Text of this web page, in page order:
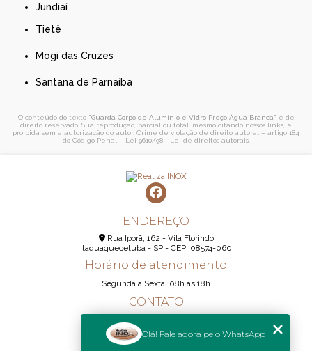
Jundiaí
Tietê
Mogi das Cruzes
Santana de Parnaíba
O conteúdo do texto "Guarda Corpo de Alumínio e Vidro Preço Água Branca" é de
direito reservado. Sua reprodução, parcial ou total, mesmo citando nossos links, é
proibida sem a autorização do autor. Crime de violação de direito autoral – artigo 184
do Código Penal – Lei 9610/98 - Lei de direitos autorais.
ENDEREÇO
Rua Iporã, 162 - Vila Florindo
Itaquaquecetuba - SP - CEP: 08574-060
Horário de atendimento
Segunda á Sexta: 08h ás 18h
CONTATO
(11) 98189-1344
Olá! Fale agora pelo WhatsApp